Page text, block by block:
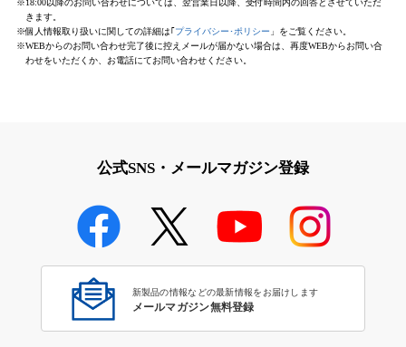
※18:00以降のお問い合わせについては、翌営業日以降、受付時間内の回答とさせていただ
きます。
※個人情報取り扱いに関しての詳細は｢プライバシー･ポリシー 」をご覧ください。
※WEBからのお問い合わせ完了後に控えメールが届かない場合は、再度WEBからお問い合
わせをいただくか、お電話にてお問い合わせください。
公式SNS・メールマガジン登録
新製品の情報などの最新情報をお届けします
メールマガジン無料登録